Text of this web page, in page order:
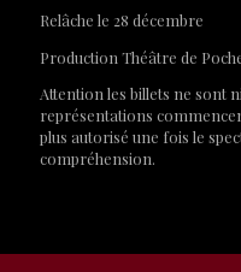
Relâche le 28 décembre
Production Théâtre de
Attention les billets ne sont
représentations
plus autorisé une fois le
compréhension.